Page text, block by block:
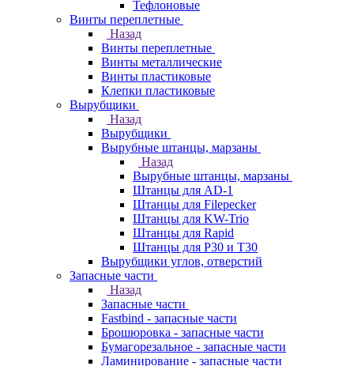
Тефлоновые
Винты переплетные
Назад
Винты переплетные
Винты металлические
Винты пластиковые
Клепки пластиковые
Вырубщики
Назад
Вырубщики
Вырубные штанцы, марзаны
Назад
Вырубные штанцы, марзаны
Штанцы для AD-1
Штанцы для Filepecker
Штанцы для KW-Trio
Штанцы для Rapid
Штанцы для Р30 и Т30
Вырубщики углов, отверстий
Запасные части
Назад
Запасные части
Fastbind - запасные части
Брошюровка - запасные части
Бумагорезальное - запасные части
Ламинирование - запасные части